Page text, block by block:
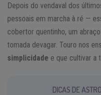
Depois do vendaval dos
pessoais em marcha à ré —
cobertor quentinho, um
tomada devagar. Touro nos
simplicidade e que cultivar a
DICAS DE